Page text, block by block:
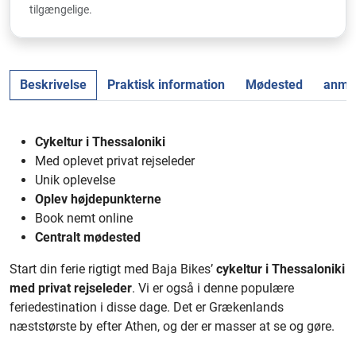
tilgængelige.
Beskrivelse Praktisk information Mødested
Cykeltur i Thessaloniki
Med oplevet privat rejseleder
Unik oplevelse
Oplev højdepunkterne
Book nemt online
Centralt mødested
Start din ferie rigtigt med Baja Bikes’ cykeltur i Thessaloniki
med privat rejseleder. Vi er også i denne populære
feriedestination i disse dage. Det er Grækenlands
næststørste by efter Athen, og der er masser at se og gøre.